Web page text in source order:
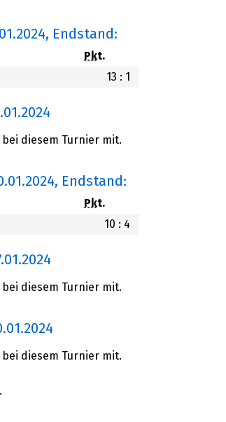
, Endstand:
Pkt.
13 : 1
diesem Turnier mit.
, Endstand:
Pkt.
10 : 4
diesem Turnier mit.
diesem Turnier mit.